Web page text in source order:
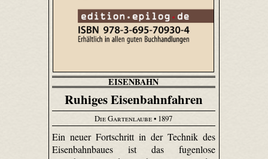
EISENBAHN
Ruhiges Eisenbahnfahren
Die Gartenlaube• 1897
Ein neuer Fortschritt in der Technik des
Eisenbahnbaues ist das fugenlose